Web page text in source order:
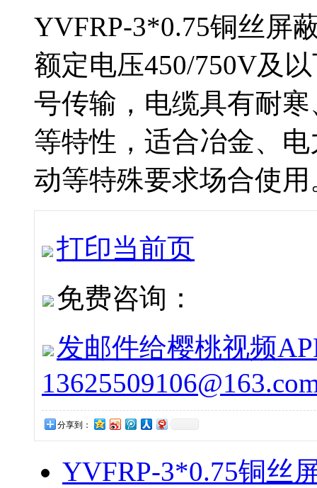
YVFRP-3*0.75铜丝屏
额定电压450/750V及
号传输，电缆具有耐寒
等特性，适合冶金、
动等特殊要求场合使用
打印当前页
免费咨询：
发邮件给樱桃视频APP
分享到：
YVFRP-3*0.75铜丝屏